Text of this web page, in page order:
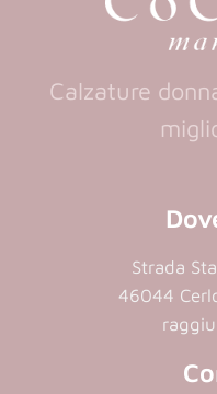
Calzature
Strada
46044